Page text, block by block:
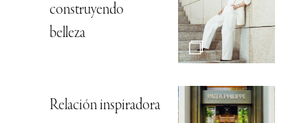
construyendo
belleza
Relación inspiradora